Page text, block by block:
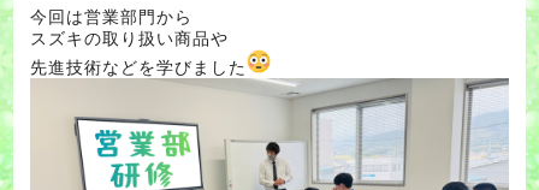
今回は営業部門から
スズキの取り扱い商品や
先進技術などを学びました